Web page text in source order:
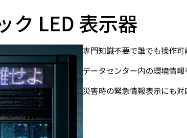
ク LED 表示器
専門知識不要で誰でも操作可
データセンター内の環境情
災害時の緊急情報表示にも対